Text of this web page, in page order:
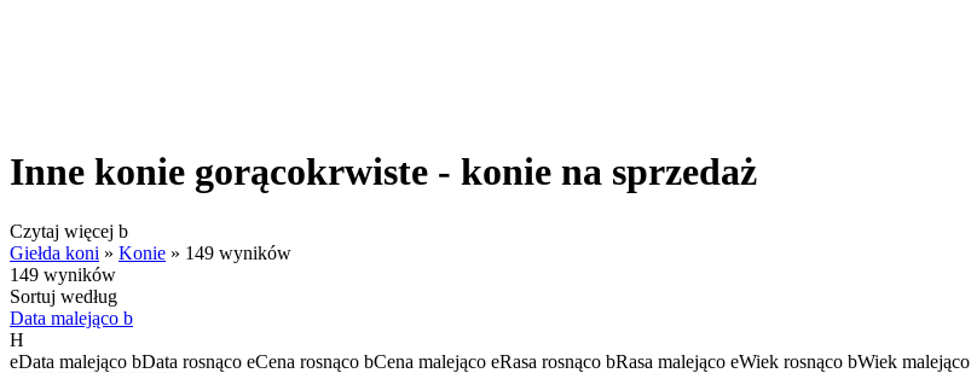
Inne konie gorącokrwiste - konie na sprzedaż
Czytaj więcej b
Giełda koni » Konie » 149 wyników
149 wyników
Sortuj według
Data malejąco b
H
eData malejąco bData rosnąco eCena rosnąco bCena malejąco eRasa rosnąco bRasa malejąco eWiek rosnąco bWiek malejąco